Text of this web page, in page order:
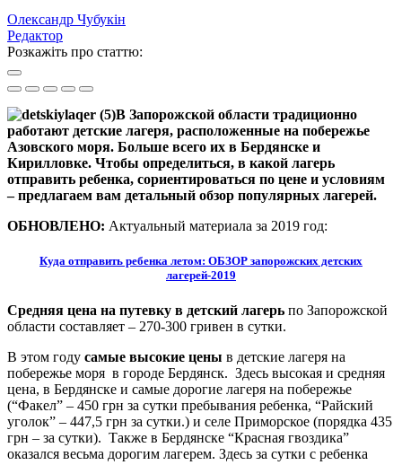
Олександр Чубукін
Редактор
Розкажіть про статтю:
В Запорожской области традиционно
работают детские лагеря, расположенные на побережье
Азовского моря. Больше всего их в Бердянске и
Кирилловке. Чтобы определиться, в какой лагерь
отправить ребенка, сориентироваться по цене и условиям
– предлагаем вам детальный обзор популярных лагерей.
ОБНОВЛЕНО: Актуальный материала за 2019 год:
Куда отправить ребенка летом: ОБЗОР запорожских детских
лагерей-2019
Средняя цена на путевку в детский лагерь по Запорожской
области составляет – 270-300 гривен в сутки.
В этом году самые высокие цены в детские лагеря на
побережье моря в городе Бердянск. Здесь высокая и средняя
цена, в Бердянске и самые дорогие лагеря на побережье
(“Факел” – 450 грн за сутки пребывания ребенка, “Райский
уголок” – 447,5 грн за сутки.) и селе Приморское (порядка 435
грн – за сутки). Также в Бердянске “Красная гвоздика”
оказался весьма дорогим лагерем. Здесь за сутки с ребенка